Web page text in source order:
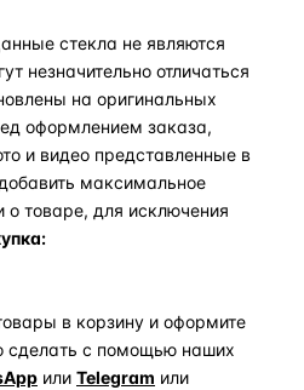
стекла не являются
незначительно отличаться
на оригинальных
оформлением заказа,
и видео представленные в
максимальное
о товаре, для исключения
в корзину и оформите
сделать с помощью наших
или Telegram или